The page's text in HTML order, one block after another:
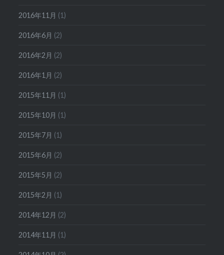
2016年11月 (1)
2016年6月 (2)
2016年2月 (2)
2016年1月 (2)
2015年11月 (1)
2015年10月 (1)
2015年7月 (1)
2015年6月 (2)
2015年5月 (2)
2015年2月 (1)
2014年12月 (2)
2014年11月 (1)